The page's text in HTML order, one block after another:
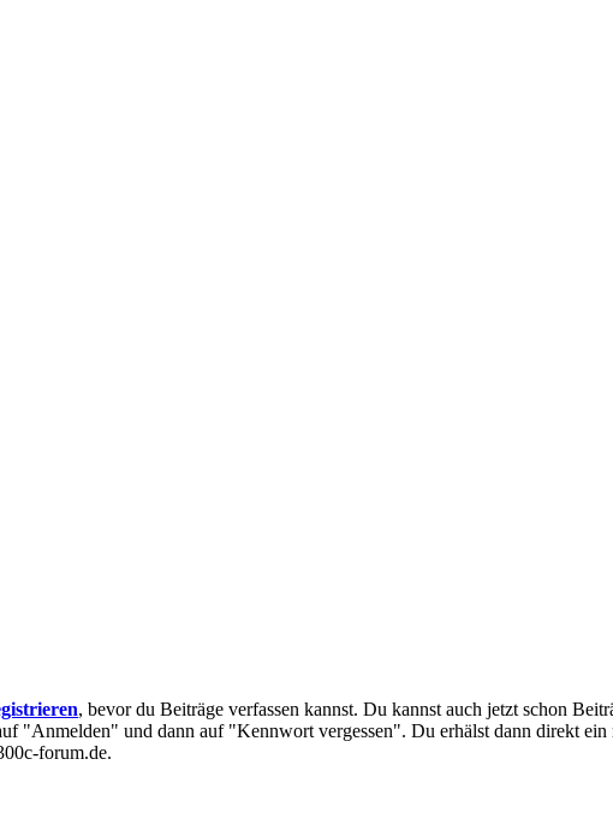
, bevor du Beiträge verfassen kannst. Du kannst auch jetzt schon
"Anmelden" und dann auf "Kennwort vergessen". Du erhälst dann direkt ein
forum.de.